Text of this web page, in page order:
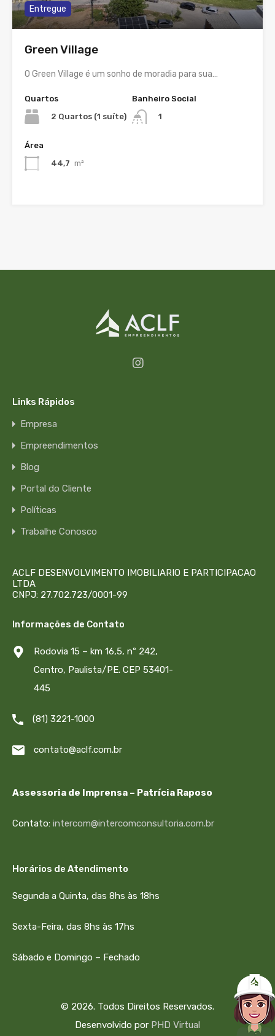
Entregue
Green Village
O Green Village é um sonho de moradia para sua…
Quartos
2 Quartos (1 suíte)
Banheiro Social
1
Área
44,7 m²
Links Rápidos
Empresa
Empreendimentos
Blog
Portal do Cliente
Políticas
Trabalhe Conosco
ACLF DESENVOLVIMENTO IMOBILIARIO E PARTICIPACAO
LTDA
CNPJ: 27.702.723/0001-99
Informações de Contato
Rodovia 15 – km 16,5, nº 242,
Centro, Paulista/PE. CEP 53401-
445
(81) 3221-1000
contato@aclf.com.br
Assessoria de Imprensa – Patrícia Raposo
Contato: intercom@intercomconsultoria.com.br
Horários de Atendimento
Segunda a Quinta, das 8hs às 18hs
Sexta-Feira, das 8hs às 17hs
Sábado e Domingo – Fechado
© 2026. Todos Direitos Reservados.
Desenvolvido por PHD Virtual